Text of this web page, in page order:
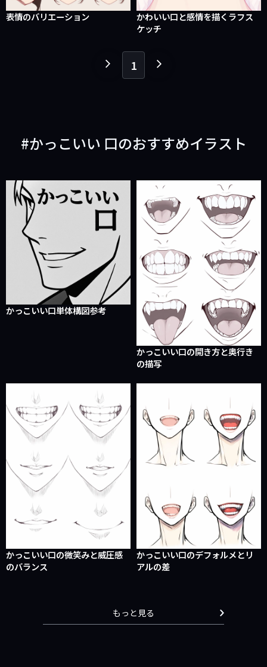
表情のバリエーション
かわいい口と感情を描くラフス
ケッチ
る
1
む
かっこいい 口のおすすめイラスト
かっこいい口単体構図参考
かっこいい口の開き方と奥行き
の描写
かっこいい口の微笑みと威圧感
のバランス
かっこいい口のデフォルメとリ
アルの差
もっと見る